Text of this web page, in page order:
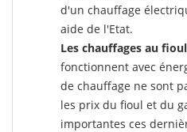
d'un chauffage
aide de l'Etat.
Les chauffages au
fonctionnent avec
de chauffage ne sont
les prix du fioul et du
importantes ces